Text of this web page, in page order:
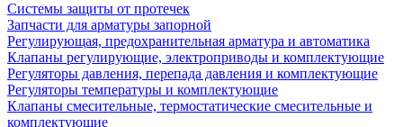
Системы защиты от протечек
Запчасти для арматуры запорной
Регулирующая, предохранительная арматура и автоматика
Клапаны регулирующие, электроприводы и комплектующие
Регуляторы давления, перепада давления и комплектующие
Регуляторы температуры и комплектующие
Клапаны смесительные, термостатические смесительные и
комплектующие